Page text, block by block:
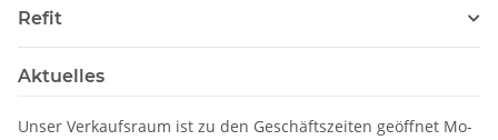
Refit
Aktuelles
Unser Verkaufsraum ist zu den Geschäftszeiten geöffnet Mo-